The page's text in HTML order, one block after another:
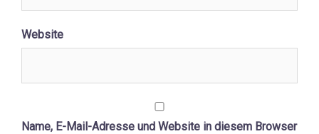
Website
Name, E-Mail-Adresse und Website in diesem Browser